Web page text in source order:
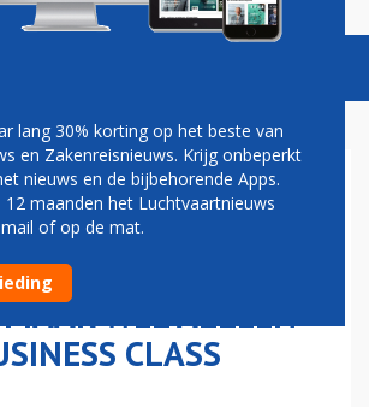
VANAF
MILAAN
WEL ALLEEN
CLASS
lang 30% korting op het beste van
en Zakenreisnieuws. Krijg onbeperkt
nieuws en de bijbehorende Apps.
maanden het Luchtvaartnieuws
of op de mat.